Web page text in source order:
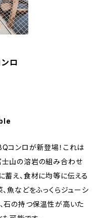
ロ
コンロが新登場！これは
士山の溶岩の組み合わせ
蓄え、食材に均等に伝える
魚などをふっくらジューシ
石の持つ保温性が高いた